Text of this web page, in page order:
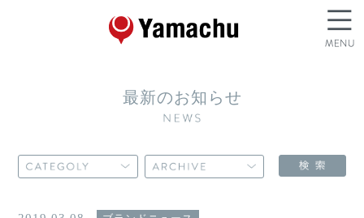
最新のお知らせ